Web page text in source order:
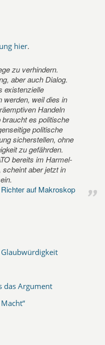
hier.
zu verhindern.
aber auch Dialog.
existenzielle
werden, weil dies in
Handeln
es politische
politische
sicherstellen, ohne
zu gefährden.
bereits im Harmel-
aber jetzt in
auf Makroskop
das Argument